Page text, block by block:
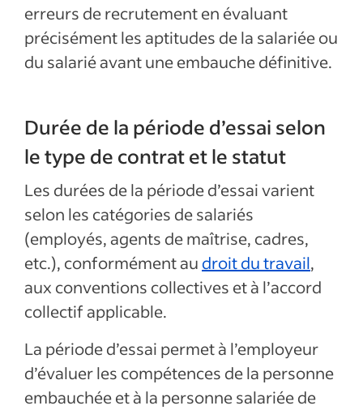
erreurs de recrutement en évaluant
précisément les aptitudes de la salariée ou
du salarié avant une embauche définitive.
Durée de la période d’essai selon
le type de contrat et le statut
Les durées de la période d’essai varient
selon les catégories de salariés
(employés, agents de maîtrise, cadres,
etc.), conformément au droit du travail,
aux conventions collectives et à l’accord
collectif applicable.
La période d’essai permet à l’employeur
d’évaluer les compétences de la personne
embauchée et à la personne salariée de